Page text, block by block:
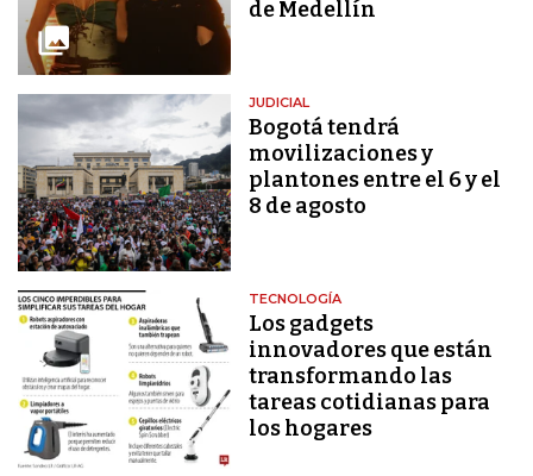
de Medellín
JUDICIAL
Bogotá tendrá
movilizaciones y
plantones entre el 6 y el
8 de agosto
TECNOLOGÍA
Los gadgets
innovadores que están
transformando las
tareas cotidianas para
los hogares